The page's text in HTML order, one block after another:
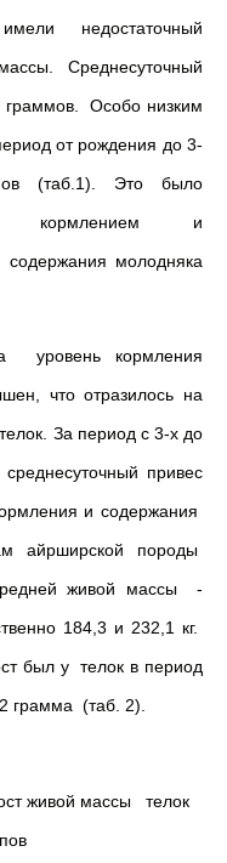
недостаточный
Среднесуточный
граммов. Особо низким
от рождения до 3-
(таб.1). Это было
кормлением и
содержания молодняка
уровень кормления
что отразилось на
За период с 3-х до
привес
и содержания
айрширской породы
живой массы -
184,3 и 232,1 кг.
был у телок в период
грамма (таб. 2).
живой массы телок